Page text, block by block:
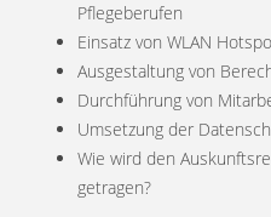
Pflegeberufen
Einsatz von WLAN
Ausgestaltung von
Durchführung von
Umsetzung der
Wie wird den
getragen?